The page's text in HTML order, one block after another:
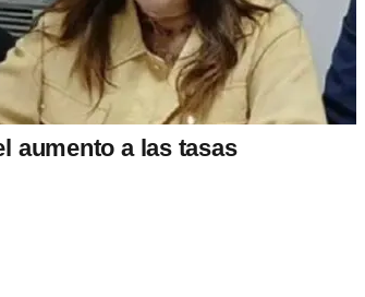
aumento a las tasas